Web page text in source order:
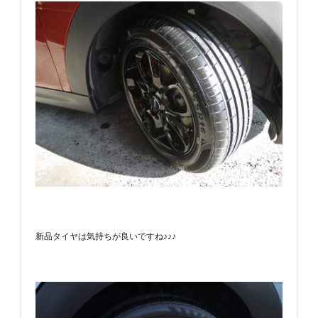
新品タイヤは気持ちが良いですね♪♪♪